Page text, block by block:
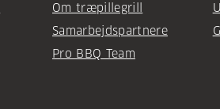
Om træpillegrill
Samarbejdspartnere
Pro BBQ Team